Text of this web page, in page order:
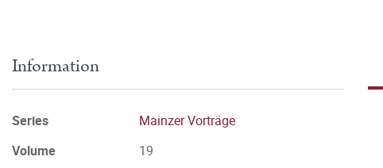
Information
Series
Mainzer Vorträge
Volume
19